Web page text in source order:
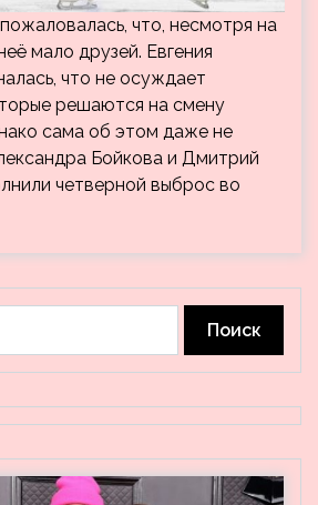
что, несмотря на
мало друзей. Евгения
что не осуждает
решаются на смену
сама об этом даже не
Бойкова и Дмитрий
четверной выброс во